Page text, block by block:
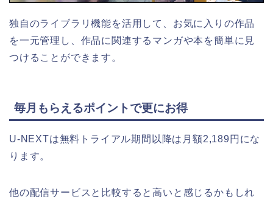
独自のライブラリ機能を活用して、お気に入りの作品
を一元管理し、作品に関連するマンガや本を簡単に見
つけることができます。
毎月もらえるポイントで更にお得
U-NEXTは無料トライアル期間以降は月額2,189円にな
ります。
他の配信サービスと比較すると高いと感じるかもしれ